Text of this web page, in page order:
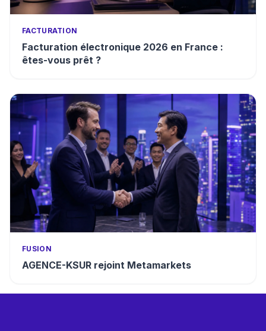
FACTURATION
Facturation électronique 2026 en France :
êtes-vous prêt ?
FUSION
AGENCE-KSUR rejoint Metamarkets